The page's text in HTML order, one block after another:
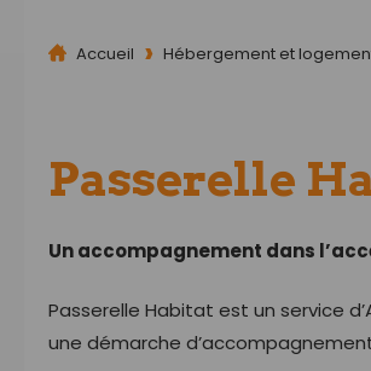
Accueil Hébergement et
Passerelle
Un accompagnement dans
Passerelle Habitat est un service
une démarche